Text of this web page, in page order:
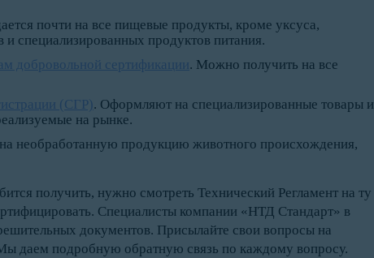
почти на все пищевые продукты, кроме уксуса,
специализированных продуктов питания.
добровольной сертификации. Можно получить на все
(СГР). Оформляют на специализированные товары и
на рынке.
необработанную продукцию животного происхождения,
получить, нужно смотреть Технический Регламент на ту
Специалисты компании «НТД Стандарт» в
документов. Присылайте свои вопросы на
даем подробную обратную связь по каждому вопросу.